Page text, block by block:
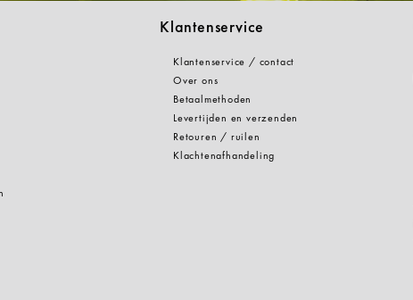
Klantenservice
Klantenservice / contact
Over ons
Betaalmethoden
Levertijden en verzenden
Retouren / ruilen
Klachtenafhandeling